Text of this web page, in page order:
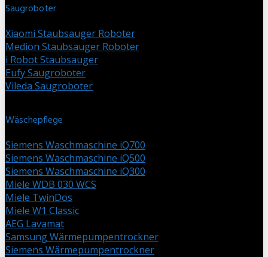
Saugroboter
Xiaomi Staubsauger Roboter
Medion Staubsauger Roboter
i Robot Staubsauger
Eufy Saugroboter
Vileda Saugroboter
Wäschepflege
Siemens Waschmaschine iQ700
Siemens Waschmaschine iQ500
Siemens Waschmaschine iQ300
Miele WDB 030 WCS
Miele TwinDos
Miele W1 Classic
AEG Lavamat
Samsung Wärmepumpentrockner
Siemens Wärmepumpentrockner